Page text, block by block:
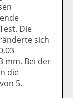
e
b
o
o
k
te
il
e
n
e
di
n
te
il
er
se
n
Die
sich
mm. Bei der
die
5.